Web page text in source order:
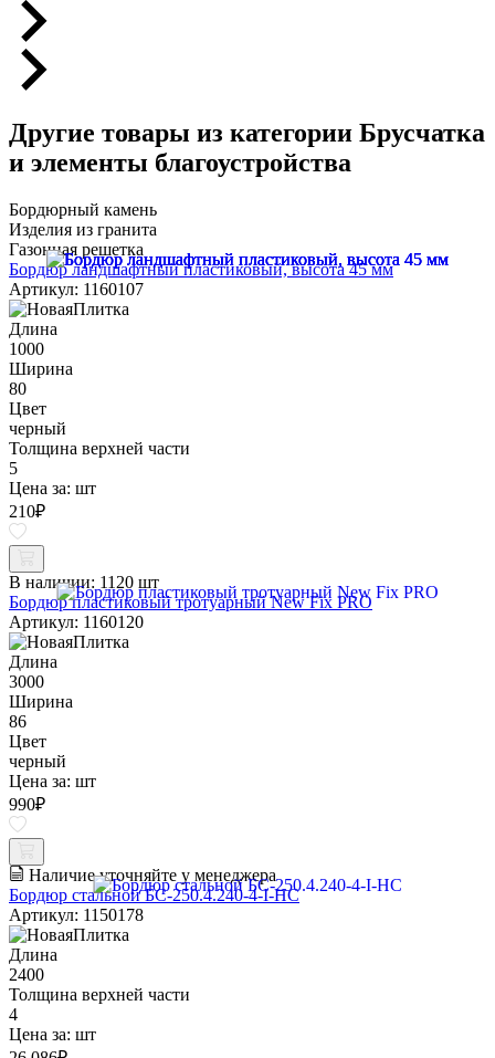
Другие товары из категории Брусчатка
и элементы благоустройства
Бордюрный камень
Изделия из гранита
Газонная решетка
Бордюр ландшафтный пластиковый, высота 45 мм
Артикул: 1160107
Длина
1000
Ширина
80
Цвет
черный
Толщина верхней части
5
Цена за: шт
210₽
В наличии: 1120 шт
Бордюр пластиковый тротуарный New Fix PRO
Артикул: 1160120
Длина
3000
Ширина
86
Цвет
черный
Цена за: шт
990₽
Наличие уточняйте у менеджера
Бордюр стальной БС-250.4.240-4-I-НС
Артикул: 1150178
Длина
2400
Толщина верхней части
4
Цена за: шт